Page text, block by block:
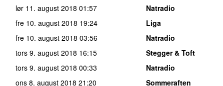
lør 11. august 2018 01:57
Natradio
fre 10. august 2018 19:24
Liga
fre 10. august 2018 03:56
Natradio
tors 9. august 2018 16:15
Stegger & Toft
tors 9. august 2018 00:33
Natradio
ons 8. august 2018 21:20
Sommeraften